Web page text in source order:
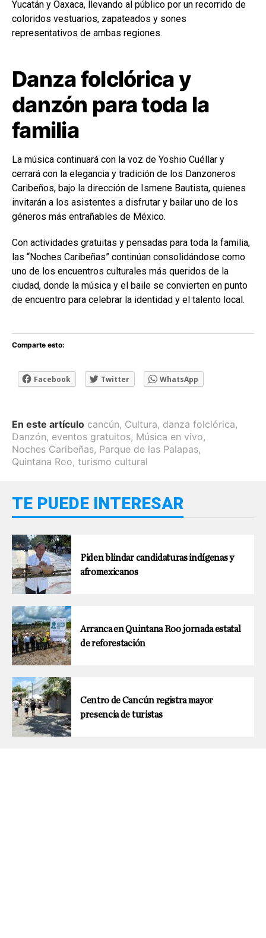
Yucatán y Oaxaca, llevando al público por un recorrido de
coloridos vestuarios, zapateados y sones
representativos de ambas regiones.
Danza folclórica y
danzón para toda la
familia
La música continuará con la voz de Yoshio Cuéllar y
cerrará con la elegancia y tradición de los Danzoneros
Caribeños, bajo la dirección de Ismene Bautista, quienes
invitarán a los asistentes a disfrutar y bailar uno de los
géneros más entrañables de México.
Con actividades gratuitas y pensadas para toda la familia,
las “Noches Caribeñas” continúan consolidándose como
uno de los encuentros culturales más queridos de la
ciudad, donde la música y el baile se convierten en punto
de encuentro para celebrar la identidad y el talento local.
Comparte esto:
Facebook Twitter WhatsApp
En este artículo cancún, Cultura, danza folclórica,
Danzón, eventos gratuitos, Música en vivo,
Noches Caribeñas, Parque de las Palapas,
Quintana Roo, turismo cultural
TE PUEDE INTERESAR
Piden blindar candidaturas indígenas y
afromexicanos
Arranca en Quintana Roo jornada estatal
de reforestación
Centro de Cancún registra mayor
presencia de turistas